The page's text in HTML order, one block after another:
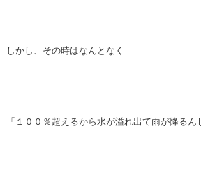
しかし、その時はなんとなく
「１００％超えるから水が溢れ出て雨が降るん